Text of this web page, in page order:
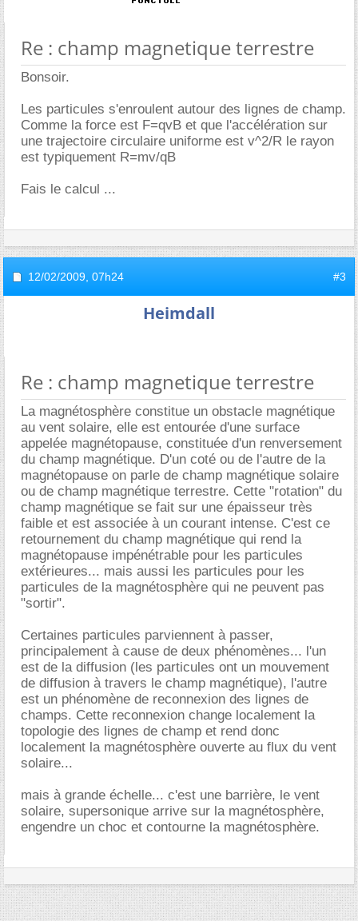
Re : champ magnetique terrestre
Bonsoir.
Les particules s'enroulent autour des lignes de champ.
Comme la force est F=qvB et que l'accélération sur
une trajectoire circulaire uniforme est v^2/R le rayon
est typiquement R=mv/qB
Fais le calcul ...
12/02/2009, 07h24 #3
Heimdall
Re : champ magnetique terrestre
La magnétosphère constitue un obstacle magnétique
au vent solaire, elle est entourée d'une surface
appelée magnétopause, constituée d'un renversement
du champ magnétique. D'un coté ou de l'autre de la
magnétopause on parle de champ magnétique solaire
ou de champ magnétique terrestre. Cette "rotation" du
champ magnétique se fait sur une épaisseur très
faible et est associée à un courant intense. C'est ce
retournement du champ magnétique qui rend la
magnétopause impénétrable pour les particules
extérieures... mais aussi les particules pour les
particules de la magnétosphère qui ne peuvent pas
"sortir".
Certaines particules parviennent à passer,
principalement à cause de deux phénomènes... l'un
est de la diffusion (les particules ont un mouvement
de diffusion à travers le champ magnétique), l'autre
est un phénomène de reconnexion des lignes de
champs. Cette reconnexion change localement la
topologie des lignes de champ et rend donc
localement la magnétosphère ouverte au flux du vent
solaire...
mais à grande échelle... c'est une barrière, le vent
solaire, supersonique arrive sur la magnétosphère,
engendre un choc et contourne la magnétosphère.